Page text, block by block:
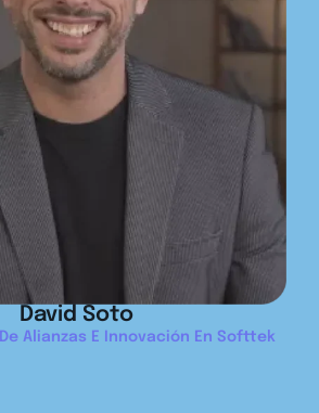
David Soto
Alianzas E Innovación En Softtek